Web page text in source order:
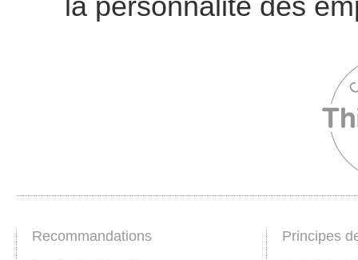
la personnalité des
Recommandations Principes